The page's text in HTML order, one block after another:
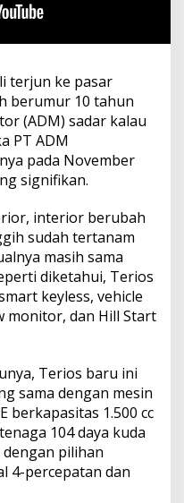
terjun ke pasar
berumur 10 tahun
(ADM) sadar kalau
PT ADM
pada November
signifikan.
interior berubah
sudah tertanam
masih sama
diketahui, Terios
keyless, vehicle
monitor, dan Hill Start
Terios baru ini
sama dengan mesin
berkapasitas 1.500 cc
104 daya kuda
pilihan
4-percepatan dan